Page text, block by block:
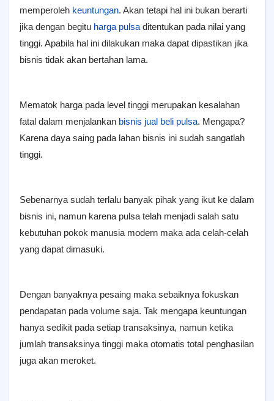
memperoleh keuntungan. Akan tetapi hal ini bukan berarti
jika dengan begitu harga pulsa ditentukan pada nilai yang
tinggi. Apabila hal ini dilakukan maka dapat dipastikan jika
bisnis tidak akan bertahan lama.
Mematok harga pada level tinggi merupakan kesalahan
fatal dalam menjalankan bisnis jual beli pulsa. Mengapa?
Karena daya saing pada lahan bisnis ini sudah sangatlah
tinggi.
Sebenarnya sudah terlalu banyak pihak yang ikut ke dalam
bisnis ini, namun karena pulsa telah menjadi salah satu
kebutuhan pokok manusia modern maka ada celah-celah
yang dapat dimasuki.
Dengan banyaknya pesaing maka sebaiknya fokuskan
pendapatan pada volume saja. Tak mengapa keuntungan
hanya sedikit pada setiap transaksinya, namun ketika
jumlah transaksinya tinggi maka otomatis total penghasilan
juga akan meroket.